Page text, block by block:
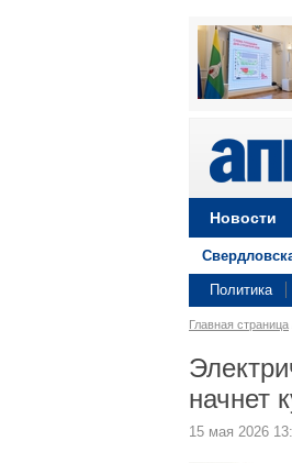
Новости
Политика
Главная страница
начнет
15 мая 2026